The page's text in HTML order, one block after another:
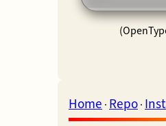
Home · Repo·